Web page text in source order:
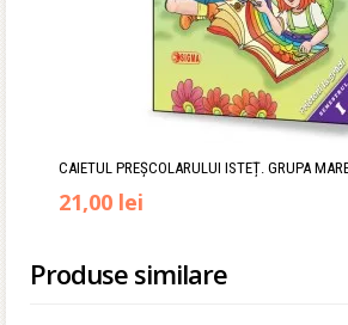
CAIETUL PREŞCOLARULUI ISTEȚ. GRUPA
21,00 lei
Produse similare